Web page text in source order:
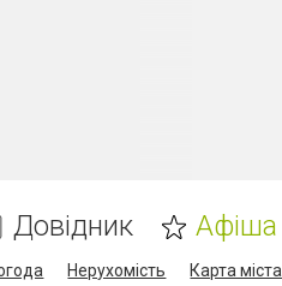
Довідник Афіша
Нерухомість Карта міста